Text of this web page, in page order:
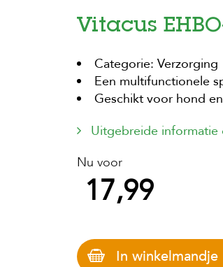
Vitacus
Categorie: Verzorging
Een multifunctionele
Geschikt voor hond
Uitgebreide
Nu voor
17,99
In winkelmandje